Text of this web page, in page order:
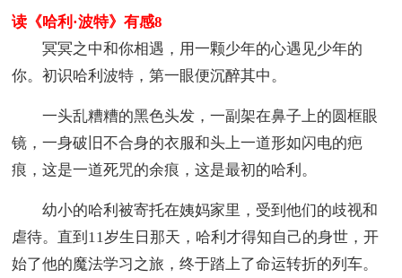
读《哈利·波特》有感8
冥冥之中和你相遇，用一颗少年的心遇见少年的
你。初识哈利波特，第一眼便沉醉其中。
一头乱糟糟的黑色头发，一副架在鼻子上的圆框眼
镜，一身破旧不合身的衣服和头上一道形如闪电的疤
痕，这是一道死咒的余痕，这是最初的哈利。
幼小的哈利被寄托在姨妈家里，受到他们的歧视和
虐待。直到11岁生日那天，哈利才得知自己的身世，开
始了他的魔法学习之旅，终于踏上了命运转折的列车。